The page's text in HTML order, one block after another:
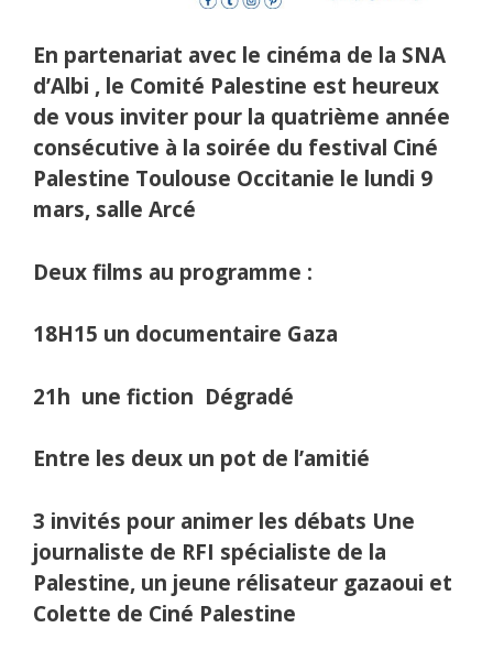
En partenariat avec le cinéma de la SNA
d’Albi , le Comité Palestine est heureux
de vous inviter pour la quatrième année
consécutive à la soirée du festival Ciné
Palestine Toulouse Occitanie le lundi 9
mars, salle Arcé
Deux films au programme :
18H15 un documentaire Gaza
21h une fiction Dégradé
Entre les deux un pot de l’amitié
3 invités pour animer les débats Une
journaliste de RFI spécialiste de la
Palestine, un jeune rélisateur gazaoui et
Colette de Ciné Palestine